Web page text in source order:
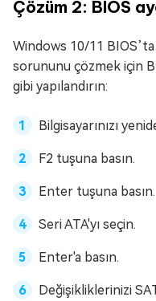
Çözüm 2: BIOS
Windows 10/11
sorununu çözmek için
gibi yapılandırın:
Bilgisayarınızı
F2 tuşuna basın.
Enter tuşuna basın.
Seri ATA'yı seçin.
Enter'a basın.
Değişikliklerinizi